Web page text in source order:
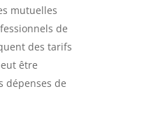
mutuelles
de
des tarifs
être
dépenses de